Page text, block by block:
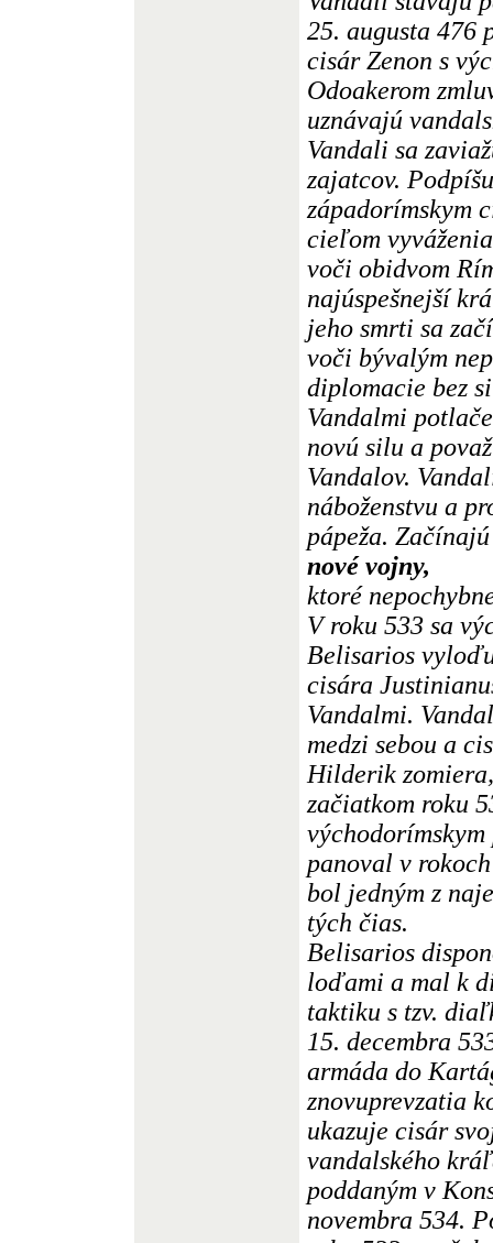
25. augusta 476
cisár Zenon s
Odoakerom
uznávajú
Vandali sa
zajatcov.
západorímskym
cieľom
voči obidvom
najúspešnejší
jeho smrti sa
voči bývalým
diplomacie bez
Vandalmi
novú silu a
Vandalov.
náboženstvu a
pápeža. Začínajú
nové vojny,
ktoré
V roku 533 sa
Belisarios
cisára
Vandalmi.
medzi sebou a
Hilderik
začiatkom roku
panoval v
bol jedným z
tých čias.
Belisarios
loďami a mal k
taktiku s tzv.
15. decembra
armáda do
znovuprevzatia
ukazuje cisár
vandalského
poddaným v
novembra 534.